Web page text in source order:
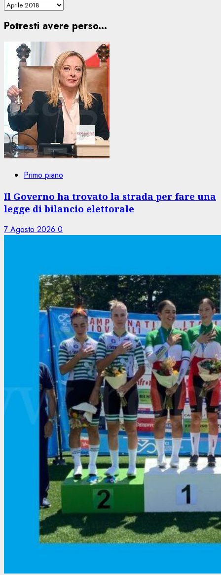
Potresti avere perso...
Primo piano
Il Governo ha trovato la strada per fare una
legge di bilancio elettorale
7 Agosto 2026 0